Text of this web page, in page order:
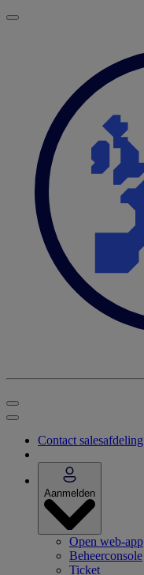
Contact salesafdeling
Aanmelden
Open web-app
Beheerconsole
Ticket